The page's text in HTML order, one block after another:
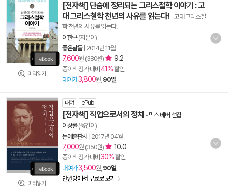
미리읽기
[전자책] 단숨에 정리되는 그리스철학 이야기 : 고
대 그리스철학 천년의 사유를 읽는다! - 고대 그리스철
학 천년의 사유를 읽는다!
이한규(지은이)
좋은날들| 2014년 11월
7,600원 (380원) 9.2
종이책 정가 대비 41%할인
대여가3,800원, 90일
미리읽기
대여 ePub
[전자책] 직업으로서의 정치 - 막스 베버 선집
이상률(옮긴이)
문예출판사| 2017년 04월
7,000원 (350원) 10.0
종이책 정가 대비 30%할인
대여가3,500원, 90일
만권당에서 무료로 보기